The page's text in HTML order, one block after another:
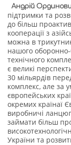
Андрій
підтримки та
до більш
кооперації з
можна в
нашого
технічного
є великі
30 мільярдів
комплекс, але за
європейських
окремих країнаї
виробничі
займати більш
України та